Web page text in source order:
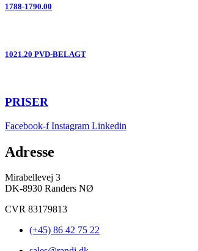
1788-1790.00
1021.20 PVD-BELAGT
PRISER
Facebook-f Instagram Linkedin
Adresse
Mirabellevej 3
DK-8930 Randers NØ
CVR 83179813
(+45) 86 42 75 22